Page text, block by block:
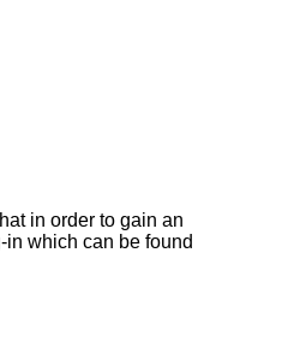
in order to gain an
which can be found